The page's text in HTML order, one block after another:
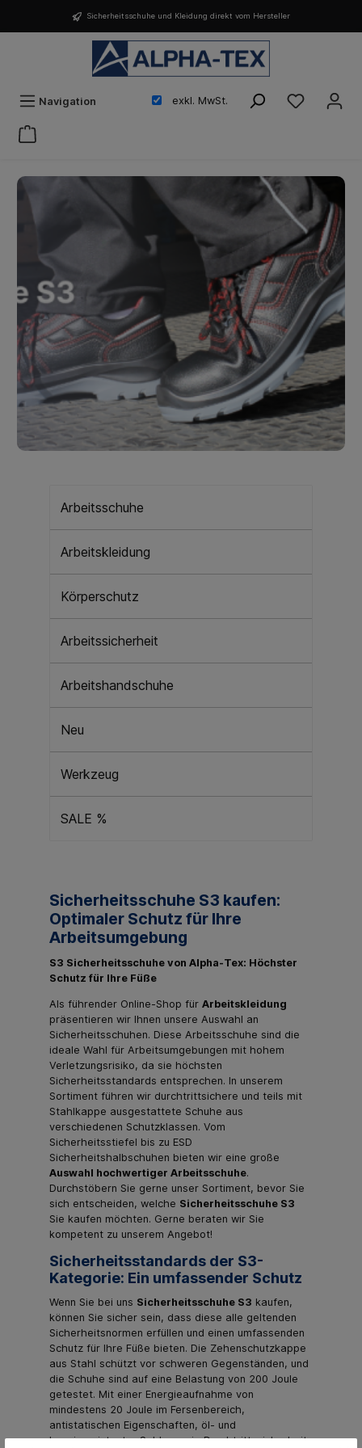
Sicherheitsschuhe und Kleidung direkt vom Hersteller
Navigation exkl. MwSt.
Arbeitsschuhe
Arbeitskleidung
Körperschutz
Arbeitssicherheit
Arbeitshandschuhe
Neu
Werkzeug
SALE %
Sicherheitsschuhe S3 kaufen:
Optimaler Schutz für Ihre
Arbeitsumgebung
S3 Sicherheitsschuhe von Alpha-Tex: Höchster
Schutz für Ihre Füße
Als führender Online-Shop für Arbeitskleidung
präsentieren wir Ihnen unsere Auswahl an
Sicherheitsschuhen. Diese Arbeitsschuhe sind die
ideale Wahl für Arbeitsumgebungen mit hohem
Verletzungsrisiko, da sie höchsten
Sicherheitsstandards entsprechen. In unserem
Sortiment führen wir durchtrittsichere und teils mit
Stahlkappe ausgestattete Schuhe aus
verschiedenen Schutzklassen. Vom
Sicherheitsstiefel bis zu ESD
Sicherheitshalbschuhen bieten wir eine große
Auswahl hochwertiger Arbeitsschuhe.
Durchstöbern Sie gerne unser Sortiment, bevor Sie
sich entscheiden, welche Sicherheitsschuhe S3
Sie kaufen möchten. Gerne beraten wir Sie
kompetent zu unserem Angebot!
Sicherheitsstandards der S3-
Kategorie: Ein umfassender Schutz
Wenn Sie bei uns Sicherheitsschuhe S3 kaufen,
können Sie sicher sein, dass diese alle geltenden
Sicherheitsnormen erfüllen und einen umfassenden
Schutz für Ihre Füße bieten. Die Zehenschutzkappe
aus Stahl schützt vor schweren Gegenständen, und
die Schuhe sind auf eine Belastung von 200 Joule
getestet. Mit einer Energieaufnahme von
mindestens 20 Joule im Fersenbereich,
antistatischen Eigenschaften, öl- und
benzinresistenter Sohle sowie Durchtrittssicherheit